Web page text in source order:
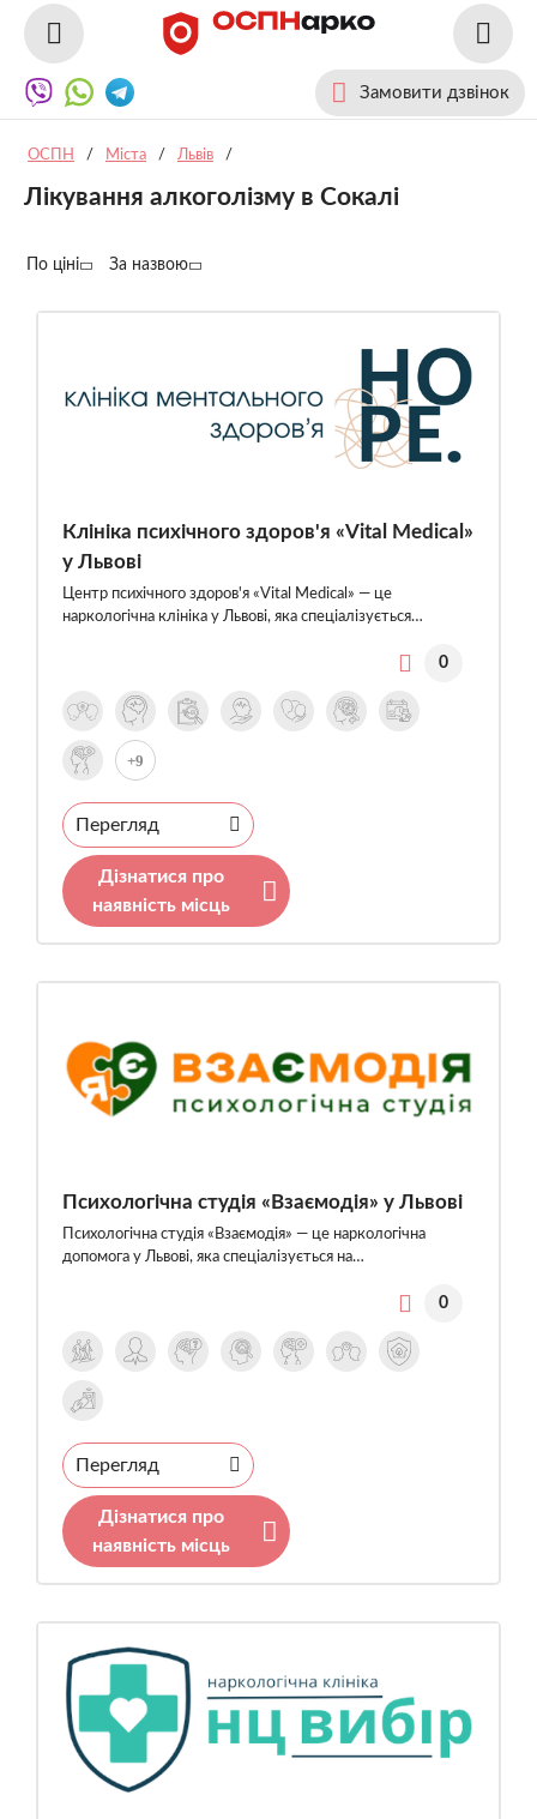
Замовити дзвінок
ОСПН / Міста / Львів /
Лікування алкоголізму в Сокалі
По ціні За назвою
Клініка психічного здоров'я «Vital Medical»
у Львові
Центр психічного здоров'я «Vital Medical» — це
наркологічна клініка у Львові, яка спеціалізується…
0
+9
Перегляд
Дізнатися про
наявність місць
Психологічна студія «Взаємодія» у Львові
Психологічна студія «Взаємодія» — це наркологічна
допомога у Львові, яка спеціалізується на…
0
Перегляд
Дізнатися про
наявність місць